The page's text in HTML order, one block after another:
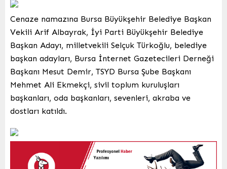
Cenaze namazına Bursa Büyükşehir Belediye Başkan
Vekili Arif Albayrak, İyi Parti Büyükşehir Belediye
Başkan Adayı, milletvekili Selçuk Türkoğlu, belediye
başkan adayları, Bursa İnternet Gazetecileri Derneği
Başkanı Mesut Demir, TSYD Bursa Şube Başkanı
Mehmet Ali Ekmekçi, sivil toplum kuruluşları
başkanları, oda başkanları, sevenleri, akraba ve
dostları katıldı.